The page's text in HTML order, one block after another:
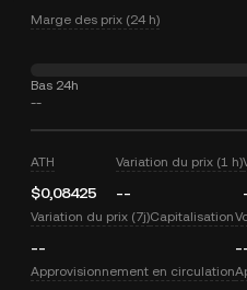
Marge des prix (24 h)
Bas 24h
--
ATH
$0,08425
Variation du prix (1 h)
--
Variation du prix (7j)
--
Capitalisation
Approvisionnement en circulation